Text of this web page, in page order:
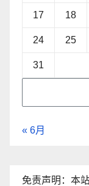
17 18
24 25
31
« 6月
免责声明：本